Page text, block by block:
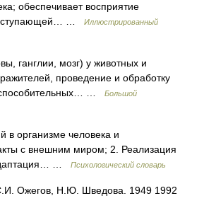
обеспечивает восприятие
…
Иллюстрированный
ганглии, мозг) у животных и
проведение и обработку
…
Большой
в организме человека и
с внешним миром; 2. Реализация
…
Психологический словарь
Ожегов, Н.Ю. Шведова. 1949 1992